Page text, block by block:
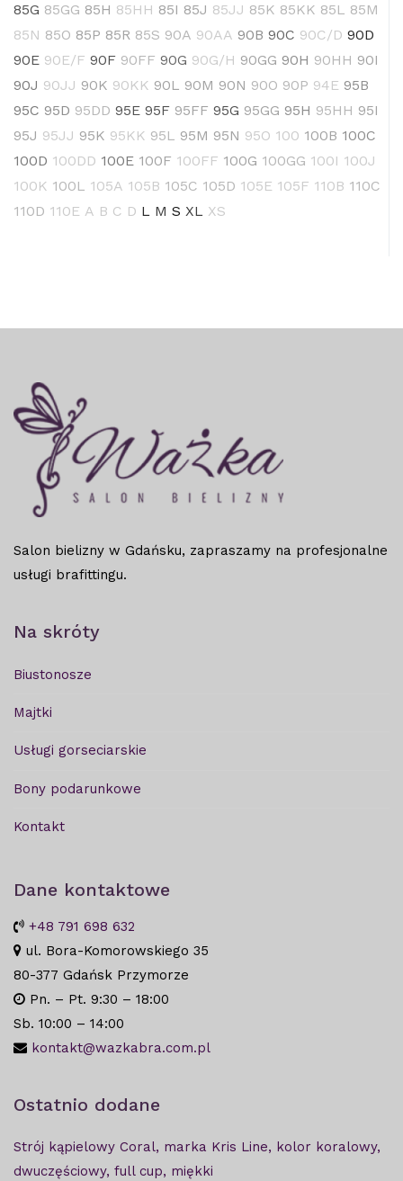
85G 85GG 85H 85HH 85I 85J 85JJ 85K 85KK 85L 85M
85N 85O 85P 85R 85S 90A 90AA 90B 90C 90C/D 90D
90E 90E/F 90F 90FF 90G 90G/H 90GG 90H 90HH 90I
90J 90JJ 90K 90KK 90L 90M 90N 90O 90P 94E 95B
95C 95D 95DD 95E 95F 95FF 95G 95GG 95H 95HH 95I
95J 95JJ 95K 95KK 95L 95M 95N 95O 100 100B 100C
100D 100DD 100E 100F 100FF 100G 100GG 100I 100J
100K 100L 105A 105B 105C 105D 105E 105F 110B 110C
110D 110E A B C D L M S XL XS
Salon bielizny w Gdańsku, zapraszamy na profesjonalne
usługi brafittingu.
Na skróty
Biustonosze
Majtki
Usługi gorseciarskie
Bony podarunkowe
Kontakt
Dane kontaktowe
+48 791 698 632
ul. Bora-Komorowskiego 35
80-377 Gdańsk Przymorze
Pn. – Pt. 9:30 – 18:00
Sb. 10:00 – 14:00
kontakt@wazkabra.com.pl
Ostatnio dodane
Strój kąpielowy Coral, marka Kris Line, kolor koralowy,
dwuczęściowy, full cup, miękki